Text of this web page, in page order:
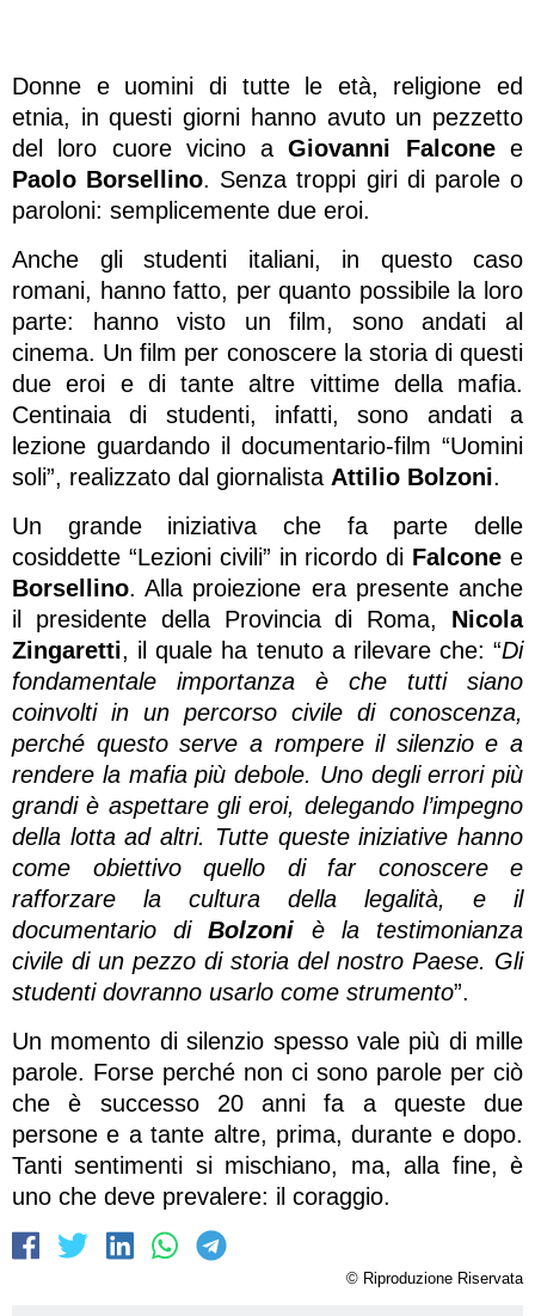
Donne e uomini di tutte le età, religione ed
etnia, in questi giorni hanno avuto un pezzetto
del loro cuore vicino aGiovanni Falconee
Paolo Borsellino. Senza troppi giri di parole o
paroloni: semplicemente due eroi.
Anche gli studenti italiani, in questo caso
romani, hanno fatto, per quanto possibile la loro
parte: hanno visto un film, sono andati al
cinema. Un film per conoscere la storia di questi
due eroi e di tante altre vittime della mafia.
Centinaia di studenti, infatti, sono andati a
lezione guardando il documentario-film “Uomini
soli”, realizzato dal giornalista Attilio Bolzoni.
Un grande iniziativa che fa parte delle
cosiddette “Lezioni civili” in ricordo di Falcone e
Borsellino. Alla proiezione era presente anche
il presidente della Provincia di Roma, Nicola
Zingaretti, il quale ha tenuto a rilevare che: “Di
fondamentale importanza è che tutti siano
coinvolti in un percorso civile di conoscenza,
perché questo serve a rompere il silenzio e a
rendere la mafia più debole. Uno degli errori più
grandi è aspettare gli eroi, delegando l’impegno
della lotta ad altri. Tutte queste iniziative hanno
come obiettivo quello di far conoscere e
rafforzare la cultura della legalità, e il
documentario diBolzoni è la testimonianza
civile di un pezzo di storia del nostro Paese. Gli
studenti dovranno usarlo come strumento”.
Un momento di silenzio spesso vale più di mille
parole. Forse perché non ci sono parole per ciò
che è successo 20 anni fa a queste due
persone e a tante altre, prima, durante e dopo.
Tanti sentimenti si mischiano, ma, alla fine, è
uno che deve prevalere: il coraggio.
© Riproduzione Riservata